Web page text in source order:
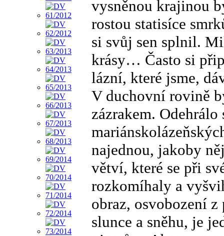
vysněnou krajinou
rostou statisíce
si svůj sen splnil.
krásy… Často si
lázní, které jsme,
V duchovní rovině
zázrakem.
najednou, jakoby
větví, které se při
rozkomíhaly a
obraz, osvobození
slunce a sněhu, je